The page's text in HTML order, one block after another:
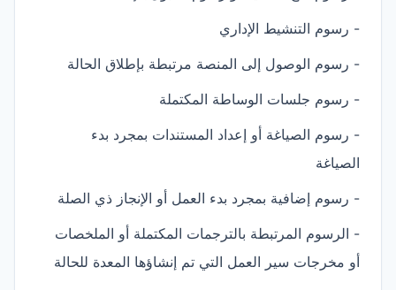
- رسوم التنشيط الإداري
- رسوم الوصول إلى المنصة مرتبطة بإطلاق الحالة
- رسوم جلسات الوساطة المكتملة
- رسوم الصياغة أو إعداد المستندات بمجرد بدء
الصياغة
- رسوم إضافية بمجرد بدء العمل أو الإنجاز ذي الصلة
- الرسوم المرتبطة بالترجمات المكتملة أو الملخصات
أو مخرجات سير العمل التي تم إنشاؤها المعدة للحالة